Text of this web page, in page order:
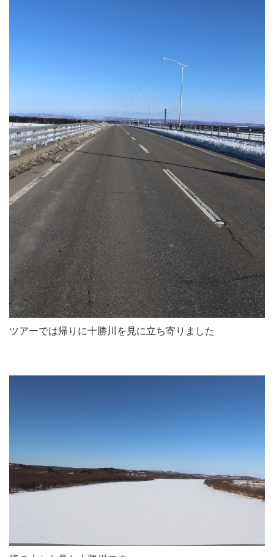
ツアーでは帰りに十勝川を見に立ち寄りました